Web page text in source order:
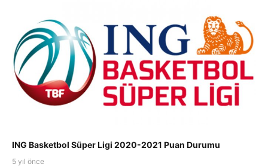
ING Basketbol Süper Ligi 2020-2021 Puan Durumu
5 yıl önce